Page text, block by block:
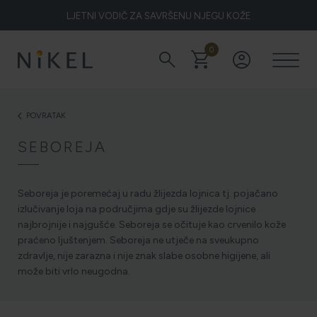
LJETNI VODIČ ZA SAVRŠENU NJEGU KOŽE
ŽELITE LI BLISTAVU KOŽU PODARITE JOJ SMILJE
NIKEL HEROJ PRIRODE
5 ZNAKOVA DA JE KOŽA DEHIDRIRANA (I KAKO JOJ
search shopping_cart0 account_circle
arrow_back_ios POVRATAK
SEBOREJA
Seboreja je poremećaj u radu žlijezda lojnica tj. pojačano
izlučivanje loja na područjima gdje su žlijezde lojnice
najbrojnije i najgušće. Seboreja se očituje kao crvenilo kože
praćeno ljuštenjem. Seboreja ne utječe na sveukupno
zdravlje, nije zarazna i nije znak slabe osobne higijene, ali
može biti vrlo neugodna.